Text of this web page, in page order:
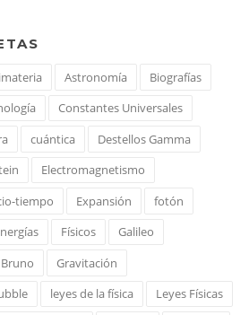
Astronomía
Biografías
Constantes Universales
cuántica
Destellos Gamma
Electromagnetismo
tiempo Expansión
fotón
Físicos
Galileo
Gravitación
leyes de la física
Leyes Físicas